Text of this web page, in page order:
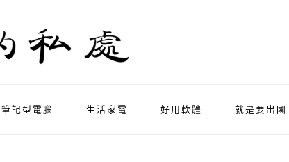
筆記型電腦 生活家電 好用軟體 就是要出國